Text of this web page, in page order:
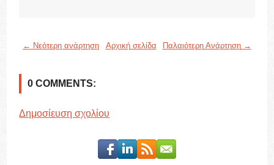
← Νεότερη ανάρτηση Παλαιότερη Ανάρτηση →
Αρχική σελίδα
0 COMMENTS:
Δημοσίευση σχολίου